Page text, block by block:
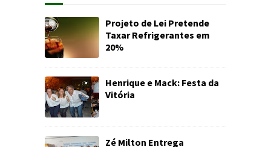
Projeto de Lei Pretende
Taxar Refrigerantes em
20%
Henrique e Mack: Festa da
Vitória
Zé Milton Entrega